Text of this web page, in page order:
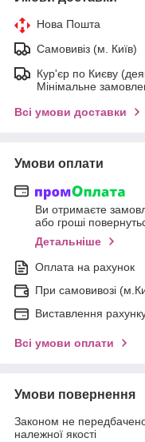
Нова Пошта
Самовивіз (м. Київ)
Кур'єр по Києву
Мінімальне
Всі умови доставки
Умови оплати
Ви отримаєте
або гроші
Детальніше
Оплата на рахунок
При самовивозі
Виставлення
Всі умови оплати
Умови повернення
Законом не
належної якості